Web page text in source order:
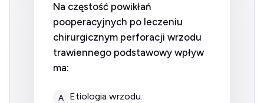
Na częstość powikłań
pooperacyjnych po leczeniu
chirurgicznym perforacji wrzodu
trawiennego podstawowy wpływ
ma:
A etiologia wrzodu.